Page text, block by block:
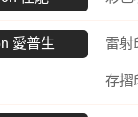
Hytera 海能達對講機
數位雙模對講機
數位無線車載台
愛普生 雷射
存摺